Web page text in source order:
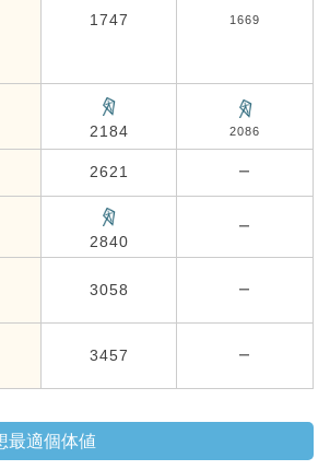
1747 1669
2184 2086
2621 ー
2840
ー
3058 ー
3457 ー
最適個体値